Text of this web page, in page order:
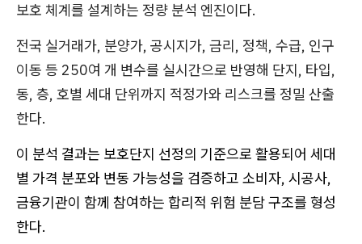
보호 체계를 설계하는 정량 분석 엔진이다.
전국 실거래가, 분양가, 공시지가, 금리, 정책, 수급, 인구
이동 등 250여 개 변수를 실시간으로 반영해 단지, 타입,
동, 층, 호별 세대 단위까지 적정가와 리스크를 정밀 산출
한다.
이 분석 결과는 보호단지 선정의 기준으로 활용되어 세대
별 가격 분포와 변동 가능성을 검증하고 소비자, 시공사,
금융기관이 함께 참여하는 합리적 위험 분담 구조를 형성
한다.